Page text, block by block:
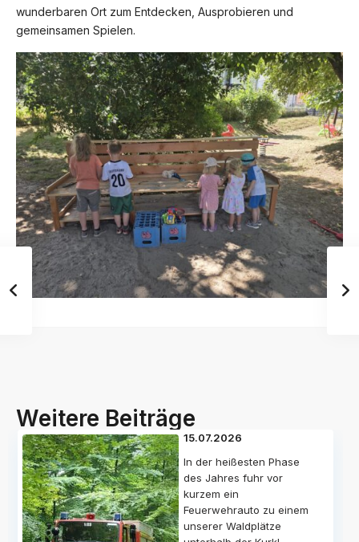
wunderbaren Ort zum Entdecken, Ausprobieren und
gemeinsamen Spielen.
Weitere Beiträge
15.07.2026
In der heißesten Phase
des Jahres fuhr vor
kurzem ein
Feuerwehrauto zu einem
unserer Waldplätze